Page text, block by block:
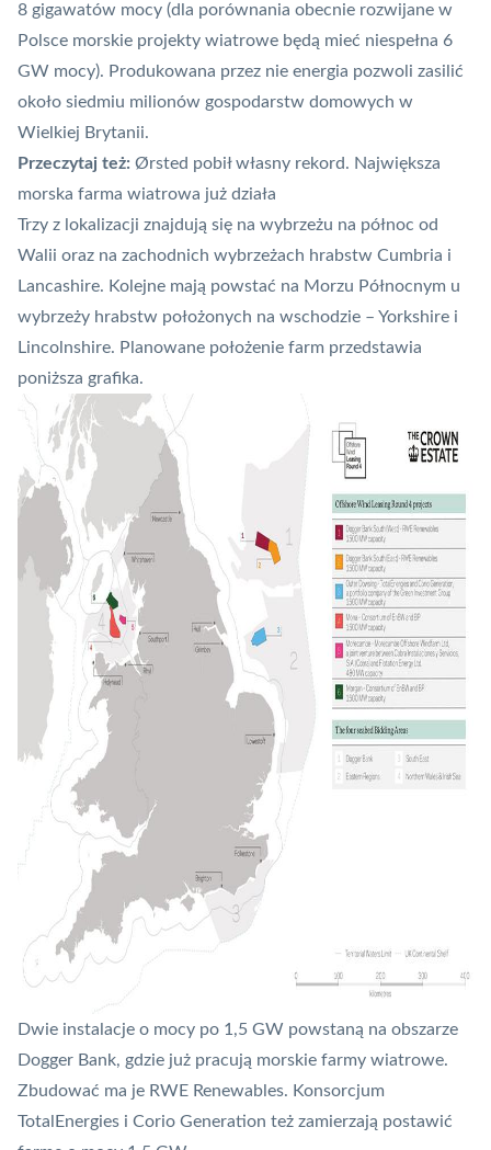
8 gigawatów mocy (dla porównania obecnie rozwijane w
Polsce morskie projekty wiatrowe będą mieć niespełna 6
GW mocy). Produkowana przez nie energia pozwoli zasilić
około siedmiu milionów gospodarstw domowych w
Wielkiej Brytanii.
Przeczytaj też: Ørsted pobił własny rekord. Największa
morska farma wiatrowa już działa
Trzy z lokalizacji znajdują się na wybrzeżu na północ od
Walii oraz na zachodnich wybrzeżach hrabstw Cumbria i
Lancashire. Kolejne mają powstać na Morzu Północnym u
wybrzeży hrabstw położonych na wschodzie – Yorkshire i
Lincolnshire. Planowane położenie farm przedstawia
poniższa grafika.
Dwie instalacje o mocy po 1,5 GW powstaną na obszarze
Dogger Bank, gdzie już pracują morskie farmy wiatrowe.
Zbudować ma je RWE Renewables. Konsorcjum
TotalEnergies i Corio Generation też zamierzają postawić